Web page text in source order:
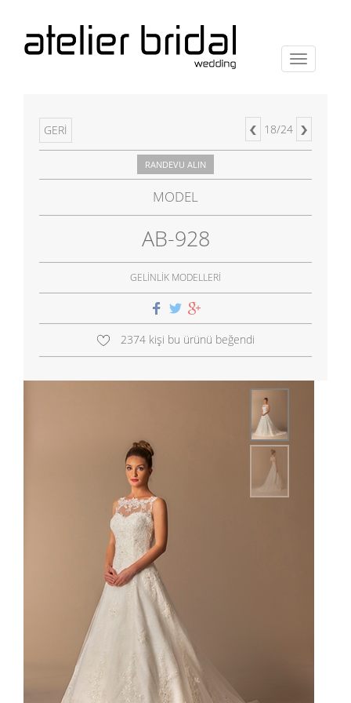
Menu
GERİ 18/24
RANDEVU ALIN
MODEL
AB-928
GELİNLİK MODELLERİ
2374 kişi bu ürünü beğendi